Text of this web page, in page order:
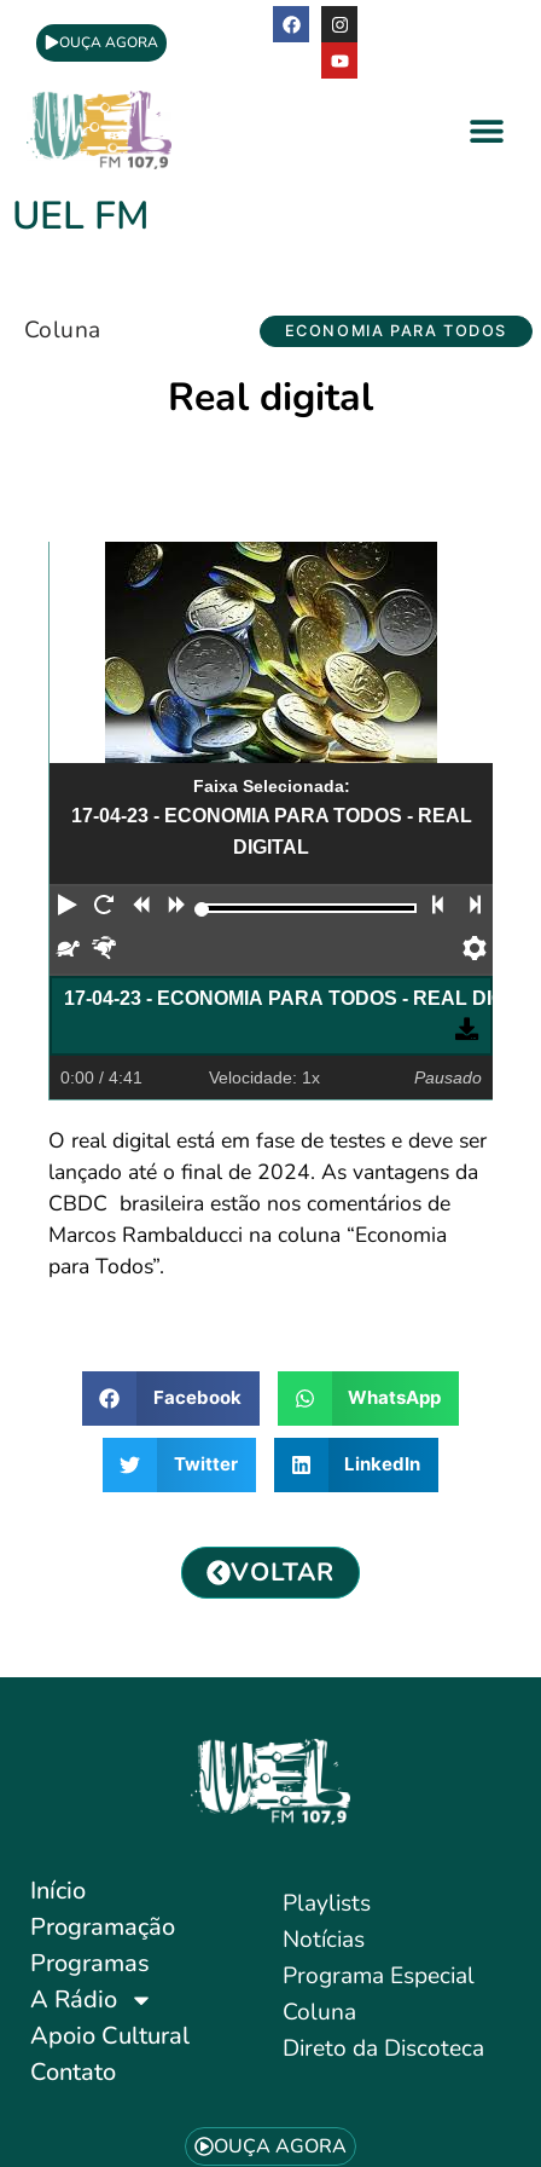
OUÇA AGORA
UEL FM
Coluna ECONOMIA PARA TODOS
Real digital
Faixa Selecionada:
17-04-23 - ECONOMIA PARA TODOS - REAL
DIGITAL
Reproduzir
Reiniciar
Retroceder
Avançar Faixa
Devagar
17-04-23 - ECONOMIA PARA TODOS - REAL
0:00 / 4:41 Velocidade: 1x Pausado
O real digital está em fase de testes e deve ser
lançado até o final de 2024. As vantagens da
CBDC brasileira estão nos comentários de
Marcos Rambalducci na coluna “Economia
para Todos”.
Facebook WhatsApp
Twitter LinkedIn
VOLTAR
Início
Programação
Programas
A Rádio
Apoio Cultural
Contato
Playlists
Notícias
Programa Especial
Coluna
Direto da Discoteca
OUÇA AGORA